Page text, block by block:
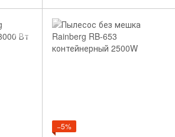
−5%